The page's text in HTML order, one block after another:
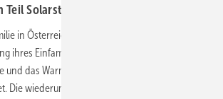
Solarstrom nutzt.
in Österreich hat sich für eine neue Lösung für
ihres Einfamilienhauses entschieden. Denn die
und das Warmwasser wird mit einem
Die wiederum nutzt überschüssigen Solarstrom